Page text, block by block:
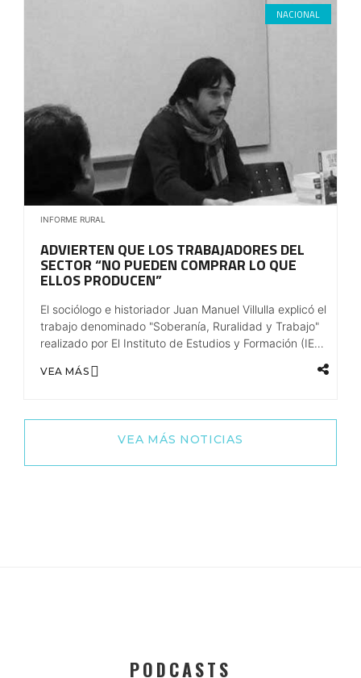
NACIONAL
INFORME RURAL
ADVIERTEN QUE LOS TRABAJADORES DEL
SECTOR “NO PUEDEN COMPRAR LO QUE
ELLOS PRODUCEN”
El sociólogo e historiador Juan Manuel Villulla explicó el
trabajo denominado "Soberanía, Ruralidad y Trabajo"
realizado por El Instituto de Estudios y Formación (IEF)
VEA MÁS
VEA MÁS NOTICIAS
PODCASTS